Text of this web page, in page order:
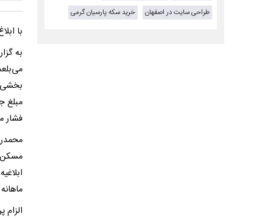
با ابلاغ حق مسکن
به
بخشی
مبلغ
فشار
مسکن
ماهانه ۳میلیون تومان برای سال
طراحی سایت در اصفهان
خرید سکه پارسیان گرمی